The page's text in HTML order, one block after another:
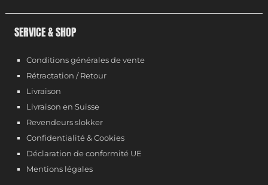
SERVICE & SHOP
Conditions générales de vente
Rétractation / Retour
Livraison
Livraison en Suisse
Revendeurs slokker
Confidentialité & Cookies
Déclaration de conformité UE
Mentions légales